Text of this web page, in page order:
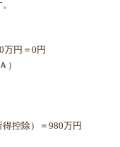
万円＝0円
）
控除）＝980万円